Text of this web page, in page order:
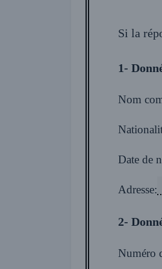
Si la
1-
Nom
Date de
Adresse:
2-
Numéro